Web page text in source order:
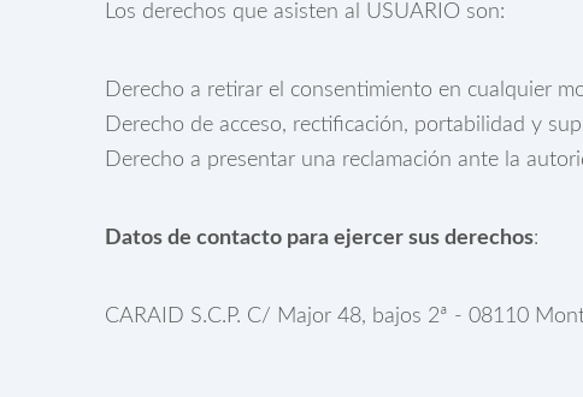
Los derechos que asisten al USUARIO son:
Derecho a retirar el consentimiento en cualquier
Derecho de acceso, rectificación, portabilidad y
Derecho a presentar una reclamación ante la
Datos de contacto para ejercer sus derechos:
CARAID S.C.P. C/ Major 48, bajos 2ª - 08110